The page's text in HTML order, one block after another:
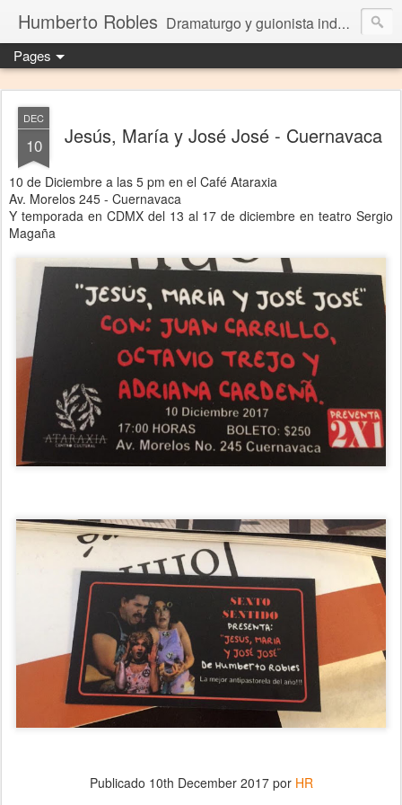
Humberto Robles Dramaturgo y guionista independiente
Pages
DEC
10 Jesús, María y José José - Cuernavaca
10 de Diciembre a las 5 pm en el Café Ataraxia
Av. Morelos 245 - Cuernavaca
Y temporada en CDMX del 13 al 17 de diciembre en teatro Sergio
Magaña
Publicado 10th December 2017por HR